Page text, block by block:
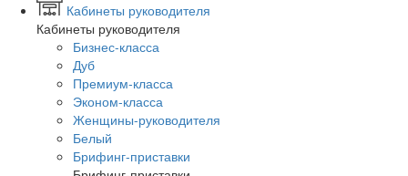
Кабинеты руководителя
Кабинеты руководителя
Бизнес-класса
Дуб
Премиум-класса
Эконом-класса
Женщины-руководителя
Белый
Брифинг-приставки